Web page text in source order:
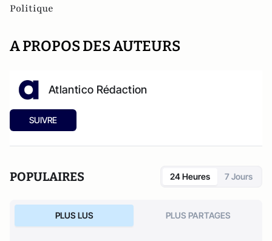
Politique
A PROPOS DES AUTEURS
Atlantico Rédaction
SUIVRE
POPULAIRES 24 Heures 7 Jours
PLUS LUS PLUS PARTAGES